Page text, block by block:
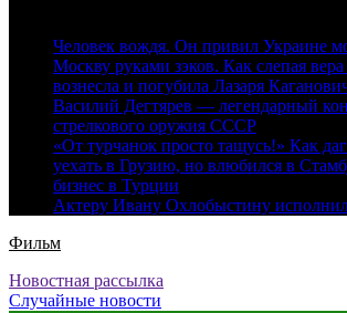
Человек вождя. Он привил Украине
Москву руками зэков. Как слепая
вознесла и погубила Лазаря
Василий Дегтярев — легендарный
стрелкового оружия СССР
«От турчанок просто тащусь!» Как
уехать в Грузию, но влюбился в
бизнес в Турции
Актеру Ивану Охлобыстину
Фильм
Новостная рассылка
Случайные новости